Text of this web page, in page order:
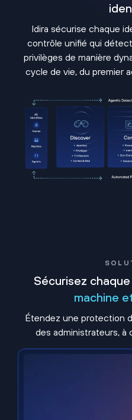
Idira sécurise chaque
contrôle unifié qui
privilèges de manière
cycle de vie, du premier
Sécurisez
machine
Étendez une protection
des administrateurs, à